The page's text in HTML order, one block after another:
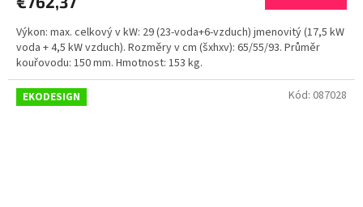
Výkon: max. celkový v kW: 29 (23-voda+6-vzduch) jmenovitý (17,5 kW
voda + 4,5 kW vzduch). Rozměry v cm (šxhxv): 65/55/93. Průměr
kouřovodu: 150 mm. Hmotnost: 153 kg.
EKODESIGN Kód: 087028